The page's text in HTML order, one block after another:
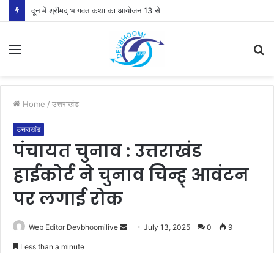
दून में श्रीमद् भागवत कथा का आयोजन 13 से
Menu
Home / उत्तराखंड
उत्तराखंड
पंचायत चुनाव : उत्तराखंड
हाईकोर्ट ने चुनाव चिन्ह् आवंटन
पर लगाई रोक
Web Editor Devbhoomilive
SendJuly 13, 2025 0 9
Less than a minute